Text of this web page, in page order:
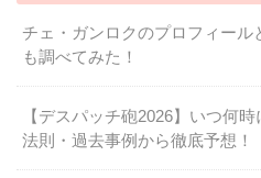
チェ・ガンロクのプロフィール
も調べてみた！
【デスパッチ砲2026】いつ何
法則・過去事例から徹底予想！